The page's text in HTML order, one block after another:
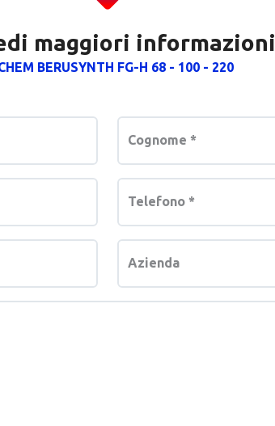
maggiori informazioni
BERUSYNTH FG-H 68 - 100 - 220
Cognome *
Telefono *
Azienda